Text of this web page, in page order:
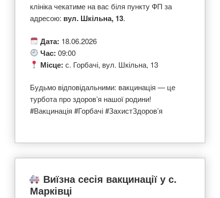
клініка чекатиме на вас біля пункту ФП за
адресою: вул. Шкільна, 13.
Дата: 18.06.2026
Час: 09:00
Місце: с. Горбачі, вул. Шкільна, 13
Будьмо відповідальними: вакцинація — це
турбота про здоров’я нашої родини!
#Вакцинація #Горбачі #ЗахистЗдоров’я
Виїзна сесія вакцинації у с.
Марківці